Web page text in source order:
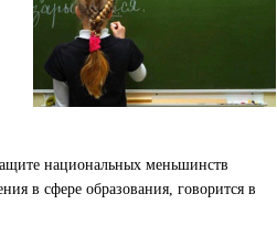
национальных меньшинств
в сфере образования, говорится в